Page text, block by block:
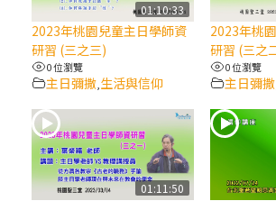
【信仰之旅】第八集：「
人世」—高樂祈修女
2025/10/10【萬物讚頌頌
樂會】紀念聖方濟與已逝
2025/10/10【萬物讚頌頌
樂會】紀念聖方濟與已逝
01:10:33
2023年桃園兒童主日學師資
研習 (三之三)
0 位瀏覽
主日彌撒 生活與信仰
2023年桃
研習 (三之
0 位瀏覽
主日彌撒,
01:11:50